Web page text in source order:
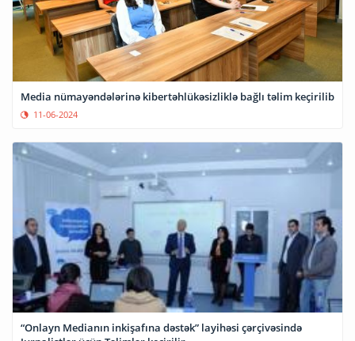
Media nümayəndələrinə kibertəhlükəsizliklə bağlı təlim keçirilib
11-06-2024
“Onlayn Medianın inkişafına dəstək” layihəsi çərçivəsində